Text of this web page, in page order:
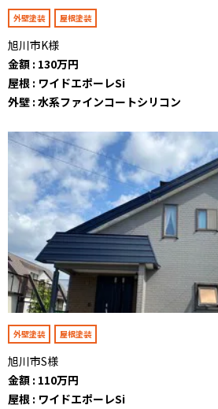
外壁塗装 屋根塗装
旭川市K様
金額 : 130万円
屋根 : ワイドエポーレSi
外壁 : 水系ファインコートシリコン
外壁塗装 屋根塗装
旭川市S様
金額 : 110万円
屋根 : ワイドエポーレSi